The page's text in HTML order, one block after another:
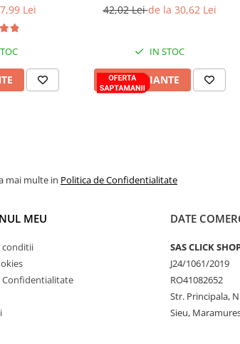
Lei
42,02 Leide la 30,62 Lei
IN STOC
VEZI VARIANTE
mai multe in Politica de Confidentialitate
MEU
conditii
Confidentialitate
DATE
SAS CLICK
J24/1061/2019
RO41082652
Str. Principala,
Sieu,